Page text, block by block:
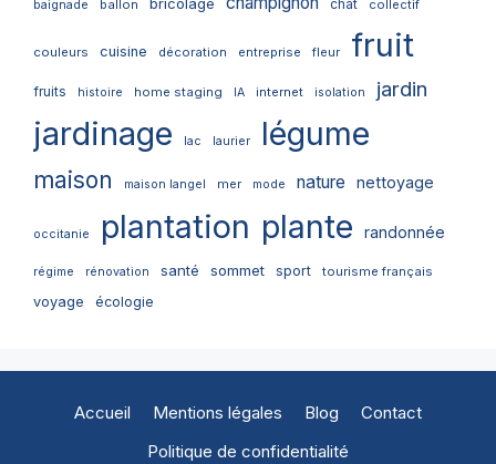
baignade ballon chat collectif
couleurs cuisine décoration entreprise fleur fruit
fruits histoire home staging IA internet isolation jardin
jardinage lac laurier légume
maison maison langel mer mode nature nettoyage
occitanie plantation plante randonnée
régime rénovation santé sommet sport tourisme français
voyage écologie
Accueil Mentions légales Blog
Contact
Politique de confidentialité